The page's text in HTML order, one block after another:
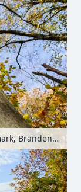
Buchenwald im Grumsiner Forst, Uckermark, Brandenburg, Deutschland